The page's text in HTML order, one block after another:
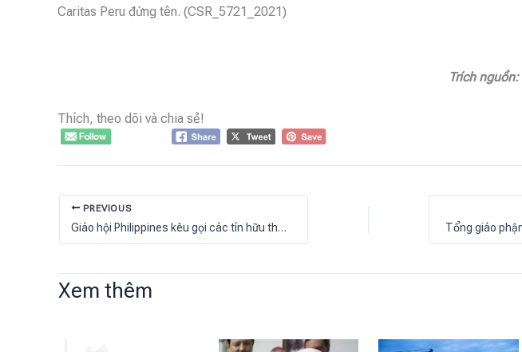
Caritas Peru đứng tên. (CSR_5721_2021)
Trích nguồn:
Thích, theo dõi và chia sẻ!
PREVIOUS
Giáo hội Philippines kêu gọi các tín hữu tham gia sáng kiến Mùa Thụ tạo
Xem thêm